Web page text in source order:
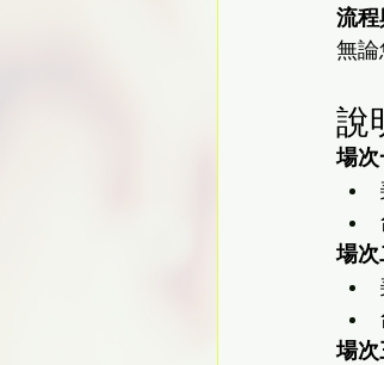
流程
無論
說
場次
場次
場次